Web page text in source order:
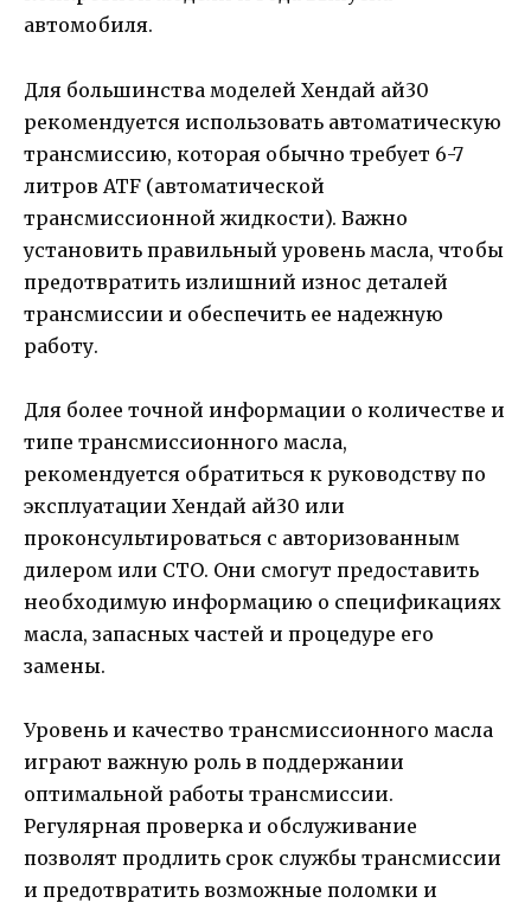
автомобиля.
Для большинства моделей Хендай ай30
рекомендуется использовать автоматическую
трансмиссию, которая обычно требует 6-7
литров ATF (автоматической
трансмиссионной жидкости). Важно
установить правильный уровень масла, чтобы
предотвратить излишний износ деталей
трансмиссии и обеспечить ее надежную
работу.
Для более точной информации о количестве и
типе трансмиссионного масла,
рекомендуется обратиться к руководству по
эксплуатации Хендай ай30 или
проконсультироваться с авторизованным
дилером или СТО. Они смогут предоставить
необходимую информацию о спецификациях
масла, запасных частей и процедуре его
замены.
Уровень и качество трансмиссионного масла
играют важную роль в поддержании
оптимальной работы трансмиссии.
Регулярная проверка и обслуживание
позволят продлить срок службы трансмиссии
и предотвратить возможные поломки и